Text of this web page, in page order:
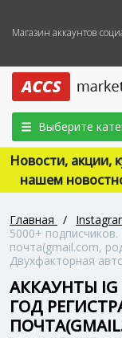
Магазин аккаунтов
Выберите
Новости, акции,
нашем
Главная /
5000+
почта(gmail.com,
Двухфакторная
АККАУНТЫ
ГОД